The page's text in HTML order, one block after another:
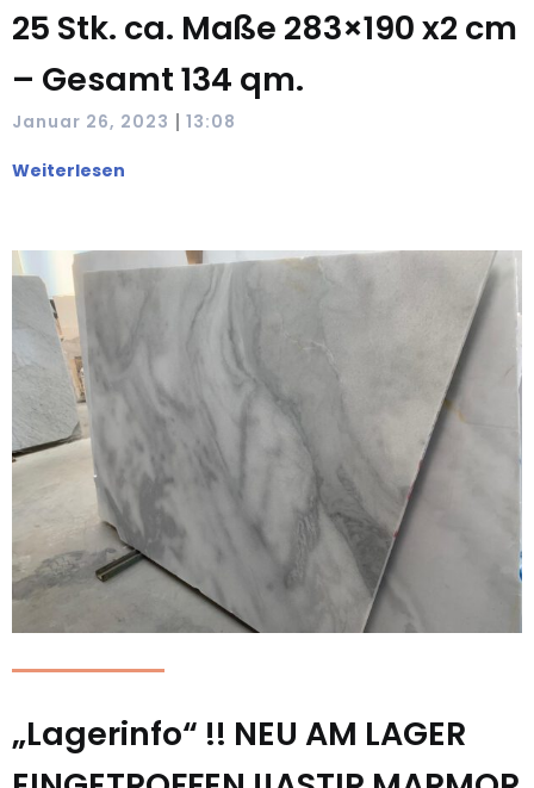
25 Stk. ca. Maße 283×190 x2 cm
– Gesamt 134 qm.
Januar 26, 2023 | 13:08
Weiterlesen
„Lagerinfo“ !! NEU AM LAGER